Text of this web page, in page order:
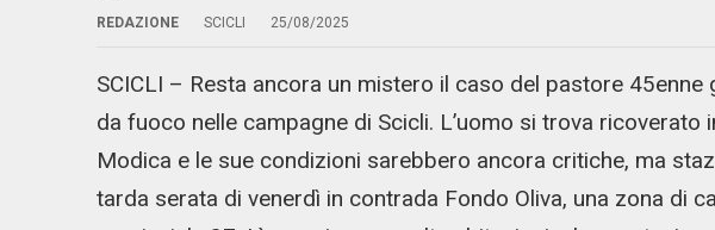
REDAZIONE SCICLI 25/08/2025
SCICLI – Resta ancora un mistero il caso del pastore 45enne
da fuoco nelle campagne di Scicli. L’uomo si trova ricoverato
Modica e le sue condizioni sarebbero ancora critiche, ma
tarda serata di venerdì in contrada Fondo Oliva, una zona di